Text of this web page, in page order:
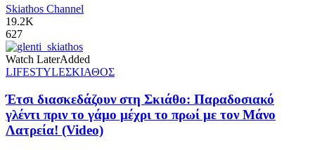
Skiathos Channel
19.2K
627
Watch LaterAdded
LIFESTYLEΣΚΙΑΘΟΣ
Έτσι διασκεδάζουν στη Σκιάθο: Παραδοσιακό
γλέντι πριν το γάμο μέχρι το πρωί με τον Μάνο
Λατρεία! (Video)